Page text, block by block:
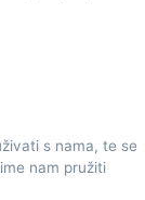
s nama, te se
nam pružiti